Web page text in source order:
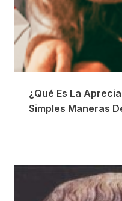
¿Qué Es La
Simples Maneras